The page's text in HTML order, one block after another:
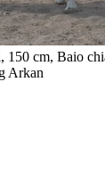
150 cm, Baio
Arkan